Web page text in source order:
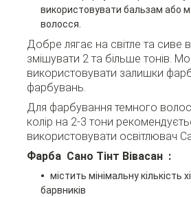
використовувати бальзам або
волосся.
Добре лягає на світле та
змішувати 2 та більше тонів.
використовувати залишки
фарбувань.
Для фарбування темного
колір на 2-3 тони
використовувати освітлювач
Фарба Сано Тінт Вівасан :
містить мінімальну кількість
барвників